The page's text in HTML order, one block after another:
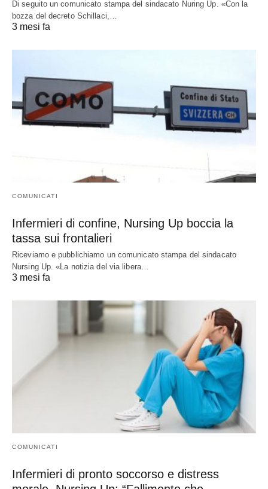
Di seguito un comunicato stampa del sindacato Nuring Up. «Con la
bozza del decreto Schillaci,…
3 mesi fa
COMUNICATI
Infermieri di confine, Nursing Up boccia la
tassa sui frontalieri
Riceviamo e pubblichiamo un comunicato stampa del sindacato
Nursing Up. «La notizia del via libera…
3 mesi fa
COMUNICATI
Infermieri di pronto soccorso e distress